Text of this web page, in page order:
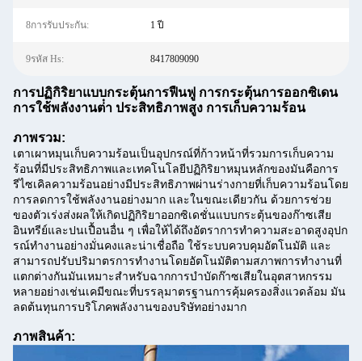
8การรับประกัน: 1 ปี
9รหัส Hs: 8417809090
การปฏิกิริยาแบบกระตุ้นการฟื้นฟู การกระตุ้นการออกซิเดน
การใช้พลังงานต่ํา ประสิทธิภาพสูง การเก็บความร้อน
ภาพรวม:
เตาเผาหมุนเก็บความร้อนเป็นอุปกรณ์ที่ก้าวหน้าที่รวมการเก็บความ
ร้อนที่มีประสิทธิภาพและเทคโนโลยีปฏิกิริยาหมุนหลักของมันคือการ
รีไซเคิลความร้อนอย่างมีประสิทธิภาพผ่านร่างกายที่เก็บความร้อนโดย
การลดการใช้พลังงานอย่างมาก และในขณะเดียวกัน ด้วยการช่วย
ของตัวเร่งส่งผลให้เกิดปฏิกิริยาออกซิเดชั่นแบบกระตุ้นของก๊าซเสีย
อินทรีย์และปนเปื้อนอื่น ๆ เพื่อให้ได้ถึงอัตราการทําความสะอาดสูงอุปก
รณ์ทํางานอย่างมั่นคงและน่าเชื่อถือ ใช้ระบบควบคุมอัตโนมัติ และ
สามารถปรับปริมาตรการทํางานโดยอัตโนมัติตามสภาพการทํางานที่
แตกต่างกันมันเหมาะสําหรับฉากการบําบัดก๊าซเสียในอุตสาหกรรม
หลายอย่างเช่นเคมีขณะที่บรรลุมาตรฐานการคุ้มครองสิ่งแวดล้อม มัน
ลดต้นทุนการบริโภคพลังงานของบริษัทอย่างมาก
ภาพสินค้า: